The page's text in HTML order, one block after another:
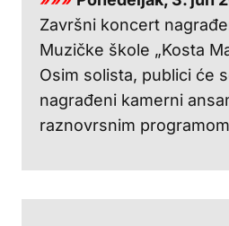
Završni koncert
Muzičke škole „Kosta
Osim solista, publici će
nagrađeni kamerni
raznovrsnim